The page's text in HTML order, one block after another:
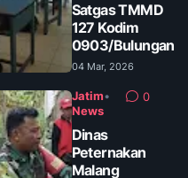
Satgas TMMD
127 Kodim
0903/Bulungan
04 Mar, 2026
Jatim•
News
0
Dinas
Peternakan
Malang